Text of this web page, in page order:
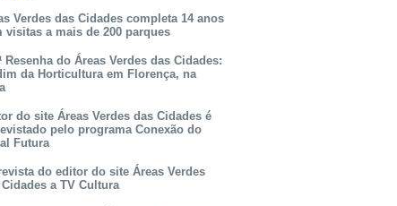
Verdes das Cidades completa 14 anos
visitas a mais de 200 parques
Resenha do Áreas Verdes das Cidades:
da Horticultura em Florença, na
do site Áreas Verdes das Cidades é
pelo programa Conexão do
Futura
do editor do site Áreas Verdes
a TV Cultura